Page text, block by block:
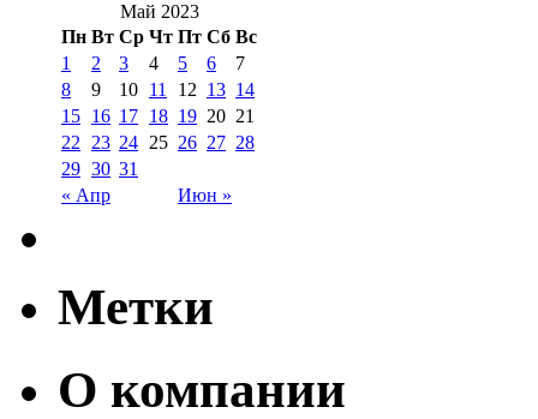
Май 2023
Пн Вт Ср Чт Пт Сб Вс
« Апр Июн »
1 2 3 4 5 6
7
8
9 10 11 12 13 14
15 16 17 18 19 20 21
22
23 24 25 26 27 28
29 30 31
Метки
О компании